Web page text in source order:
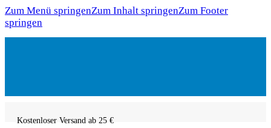
Zum Menü springenZum Inhalt springenZum Footer
springen
Kostenloser Versand ab 25 €